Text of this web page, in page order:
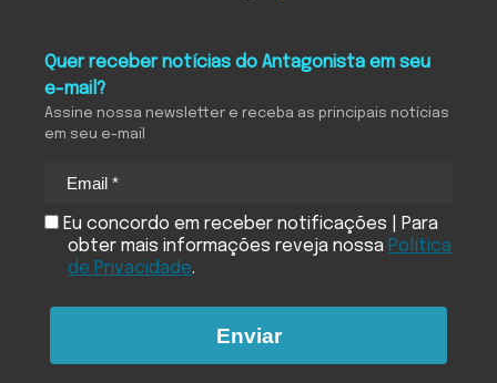
Quer receber notícias do Antagonista em seu
e-mail?
Assine nossa newsletter e receba as principais notícias
em seu e-mail
Eu concordo em receber notificações | Para
obter mais informações reveja nossa Política
de Privacidade.
Enviar